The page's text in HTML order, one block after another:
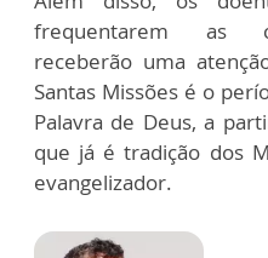
frequentarem as
receberão uma
Santas Missões é o
Palavra de Deus, a
que já é tradição dos
evangelizador.